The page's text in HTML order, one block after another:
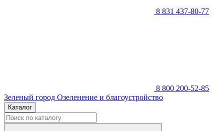
8 831 437-80-77
8 800 200-52-85
Зеленый город Озеленение и благоустройство
Каталог